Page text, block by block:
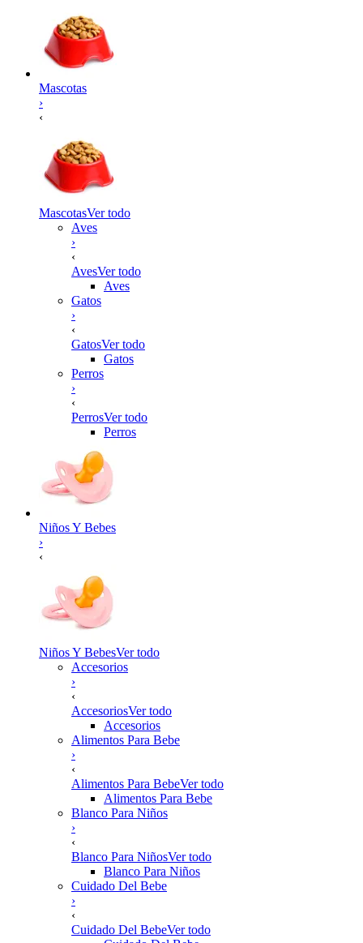
Mascotas
›
‹
MascotasVer todo
Aves
›
‹
AvesVer todo
Aves
Gatos
›
‹
GatosVer todo
Gatos
Perros
›
‹
PerrosVer todo
Perros
Niños Y Bebes
›
‹
Niños Y BebesVer todo
Accesorios
›
‹
AccesoriosVer todo
Accesorios
Alimentos Para Bebe
›
‹
Alimentos Para BebeVer todo
Alimentos Para Bebe
Blanco Para Niños
›
‹
Blanco Para NiñosVer todo
Blanco Para Niños
Cuidado Del Bebe
›
‹
Cuidado Del BebeVer todo